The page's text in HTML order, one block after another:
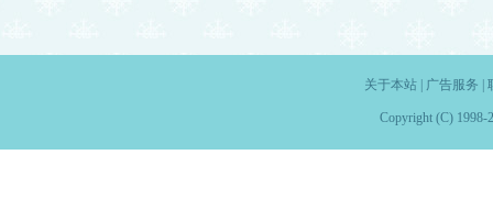
关于本站| 广告服务
Copyright (C) 1998-